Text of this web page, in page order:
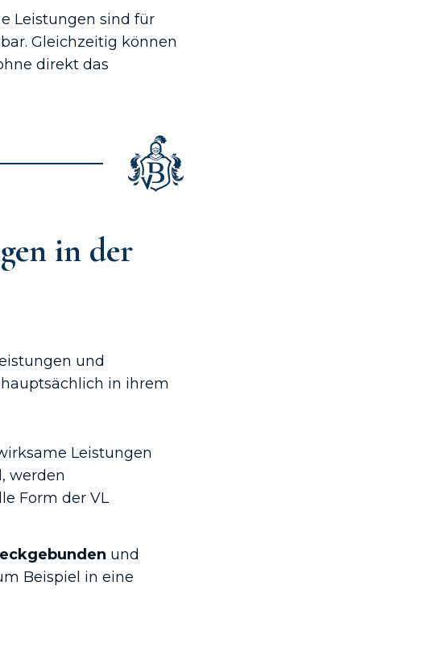
Leistungen sind für
Gleichzeitig können
direkt das
in der
und
in ihrem
Leistungen
werden
Form der VL
und
Beispiel in eine